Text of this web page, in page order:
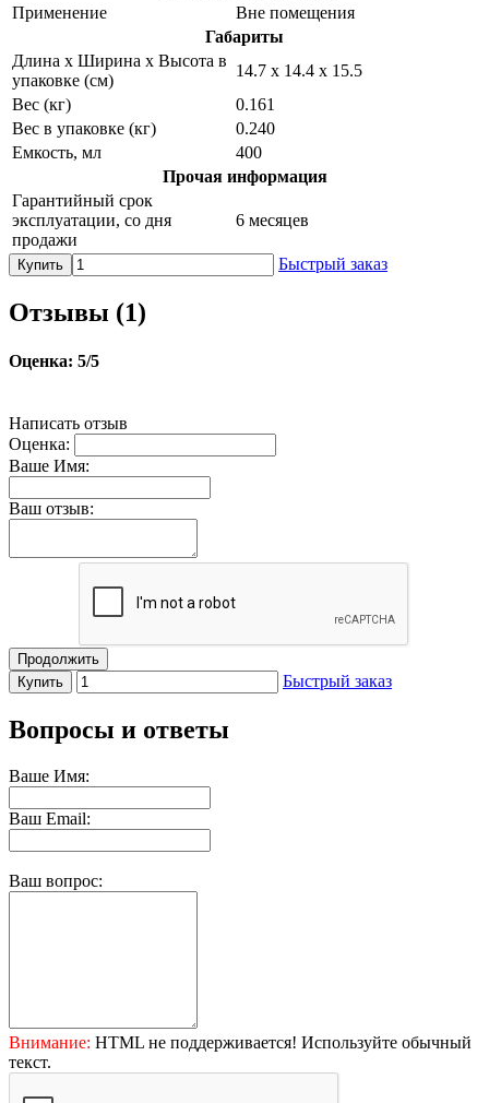
Применение
Вне помещения
Габариты
Длина х Ширина х Высота в
упаковке (см)
14.7 х 14.4 х 15.5
Вес (кг)
0.161
Вес в упаковке (кг)
0.240
Емкость, мл
400
Прочая информация
Гарантийный срок
эксплуатации, со дня
продажи
6 месяцев
Купить Быстрый заказ
Отзывы (1)
Оценка: 5/5
Написать отзыв
Оценка:
Ваше Имя:
Ваш отзыв:
Продолжить
Купить
Быстрый заказ
Вопросы и ответы
Ваше Имя:
Ваш Email:
Ваш вопрос:
Внимание: HTML не поддерживается! Используйте обычный
текст.